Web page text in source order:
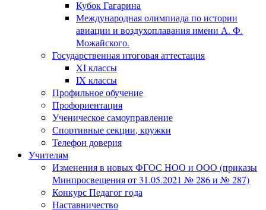
Кубок Гагарина
Международная олимпиада по истории
авиации и воздухоплавания имени А. Ф.
Можайского.
Государственная итоговая аттестация
XI классы
IX классы
Профильное обучение
Профориентация
Ученическое самоуправление
Спортивные секции, кружки
Телефон доверия
Учителям
Изменения в новых ФГОС НОО и ООО (приказы
Минпросвещения от 31.05.2021 № 286 и № 287)
Конкурс Педагог года
Наставничество